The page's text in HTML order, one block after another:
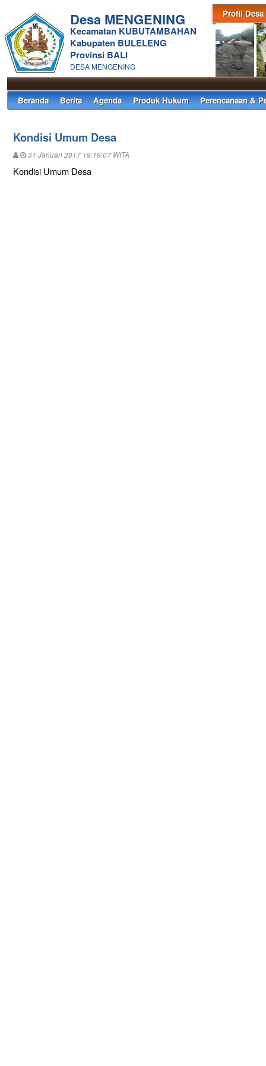
Profil Desa
Desa MENGENING
Kecamatan KUBUTAMBAHAN
Kabupaten BULELENG
Provinsi BALI
DESA MENGENING
Beranda Berita Agenda Produk Hukum Perencanaan &
Kondisi Umum Desa
31 Januari 2017 19:19:07 WITA
Kondisi Umum Desa